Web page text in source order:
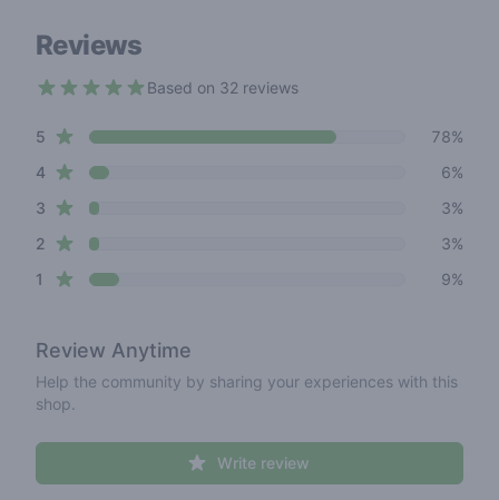
Reviews
Based on 32 reviews
Review data
5 star reviews
78%
4star reviews
6%
3 star reviews
3%
2 star reviews
3%
1 star reviews 9%
Review Anytime
Help the community by sharing your experiences with this
shop.
Write review